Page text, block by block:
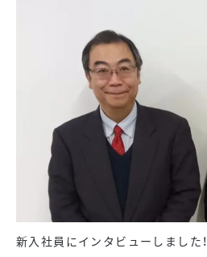
新入社員にインタビューしました！